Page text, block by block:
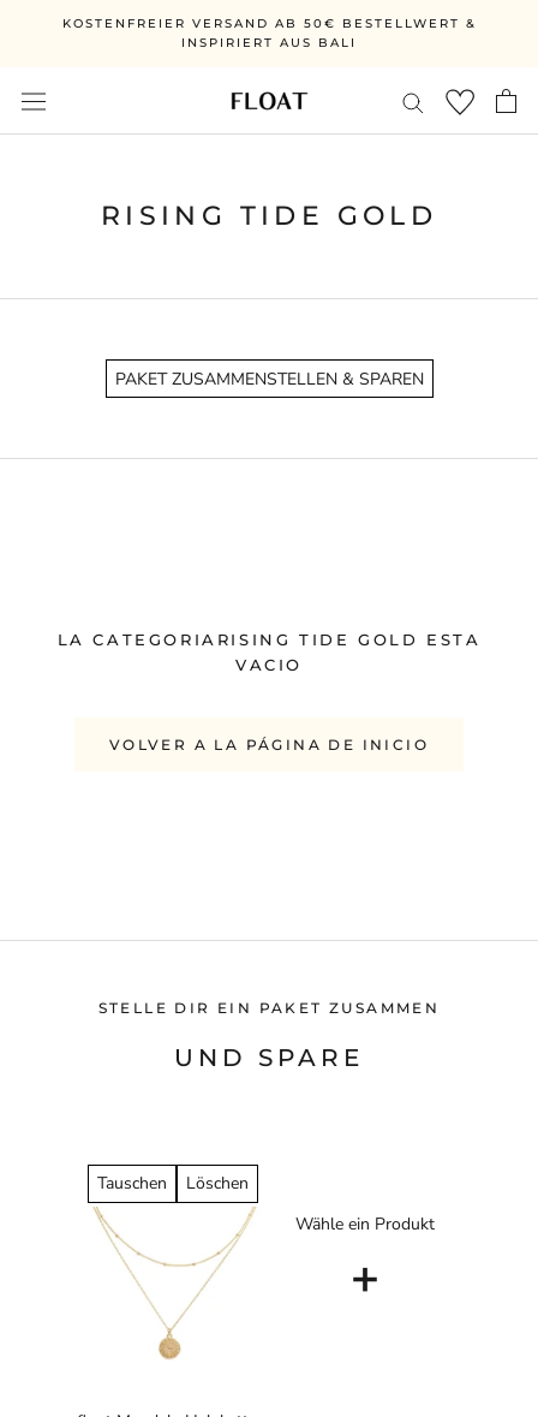
contenido
KOSTENFREIER VERSAND AB 50€ BESTELLWERT &
INSPIRIERT AUS BALI
RISING TIDE GOLD
PAKET ZUSAMMENSTELLEN & SPAREN
LA CATEGORIARISING TIDE GOLD ESTA
VACIO
VOLVER A LA PÁGINA DE INICIO
STELLE DIR EIN PAKET ZUSAMMEN
UND SPARE
Tauschen Löschen
Wähle ein Produkt
+